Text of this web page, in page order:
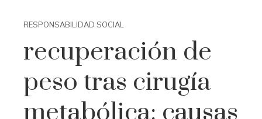
RESPONSABILIDAD SOCIAL
recuperación de
peso tras cirugía
metabólica: causas